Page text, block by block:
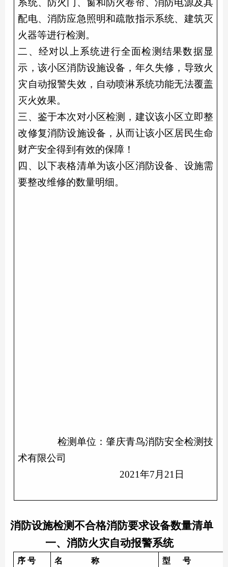
系统、防火门、窗和防火卷帘、消防电源及其
配电、消防应急照明和疏散指示系统、建筑灭
火器等进行检测。
二、经对以上系统进行全面检测结果数据显
示，该小区消防设施设备，年久失修，导致火
灾自动报警失效，自动喷淋系统功能无法覆盖
灭火效果。
三、鉴于本次对小区检测，建议该小区立即整
改修复消防设施设备，从而让该小区居民生命
财产安全得到有效的保障！
四、以下表格清单为该小区消防设备、设施需
要整改维修的数量明细。
检测单位：肇庆青鸟消防安全检测技
术有限公司
2021年7 月 21 日
消防设施检测不合格消防要求设备数量清单
一、消防火灾自动报警系统
序 号 名 称 型
号